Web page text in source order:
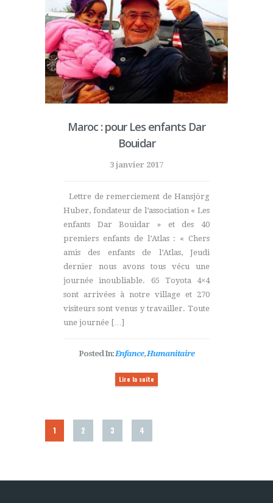
Maroc : pour Les enfants Dar
Bouidar
3 janvier 2017
Lettre de remerciement de Hansjörg
Huber, fondateur de l’association « Les
enfants Dar Bouidar » et des 40
premiers enfants de l’Atlas : « Chers
amis des enfants de l’Atlas, Jeudi
dernier nous avons tous vécu une
journée inoubliable. 65 Toyota 4×4
sont arrivées à notre village et 270
visiteurs sont venus y travailler. Toute
une journée […]
Posted In: Enfance, Humanitaire
Lire la suite
1 2 3 4